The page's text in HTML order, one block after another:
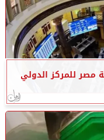
مصر للمركز الدولي